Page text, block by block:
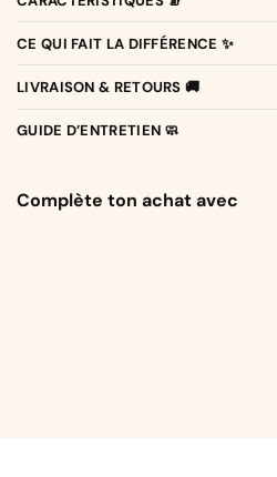
CE QUI FAIT LA DIFFÉRENCE ✨
LIVRAISON & RETOURS 🚚
GUIDE D’ENTRETIEN 🧼
Complète ton achat avec